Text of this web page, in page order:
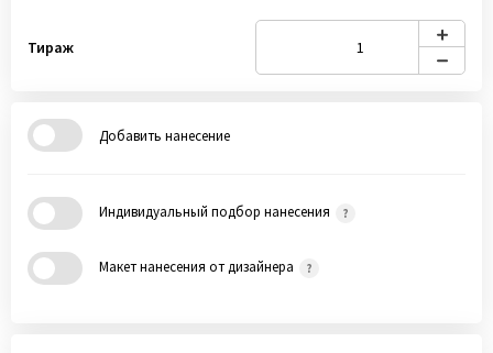
Тираж
Добавить нанесение
Индивидуальный подбор нанесения
Макет нанесения от дизайнера